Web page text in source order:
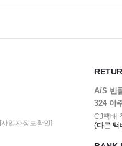
[사업자정보확인]
A/S 반
324 아
CJ택배
(다른 택